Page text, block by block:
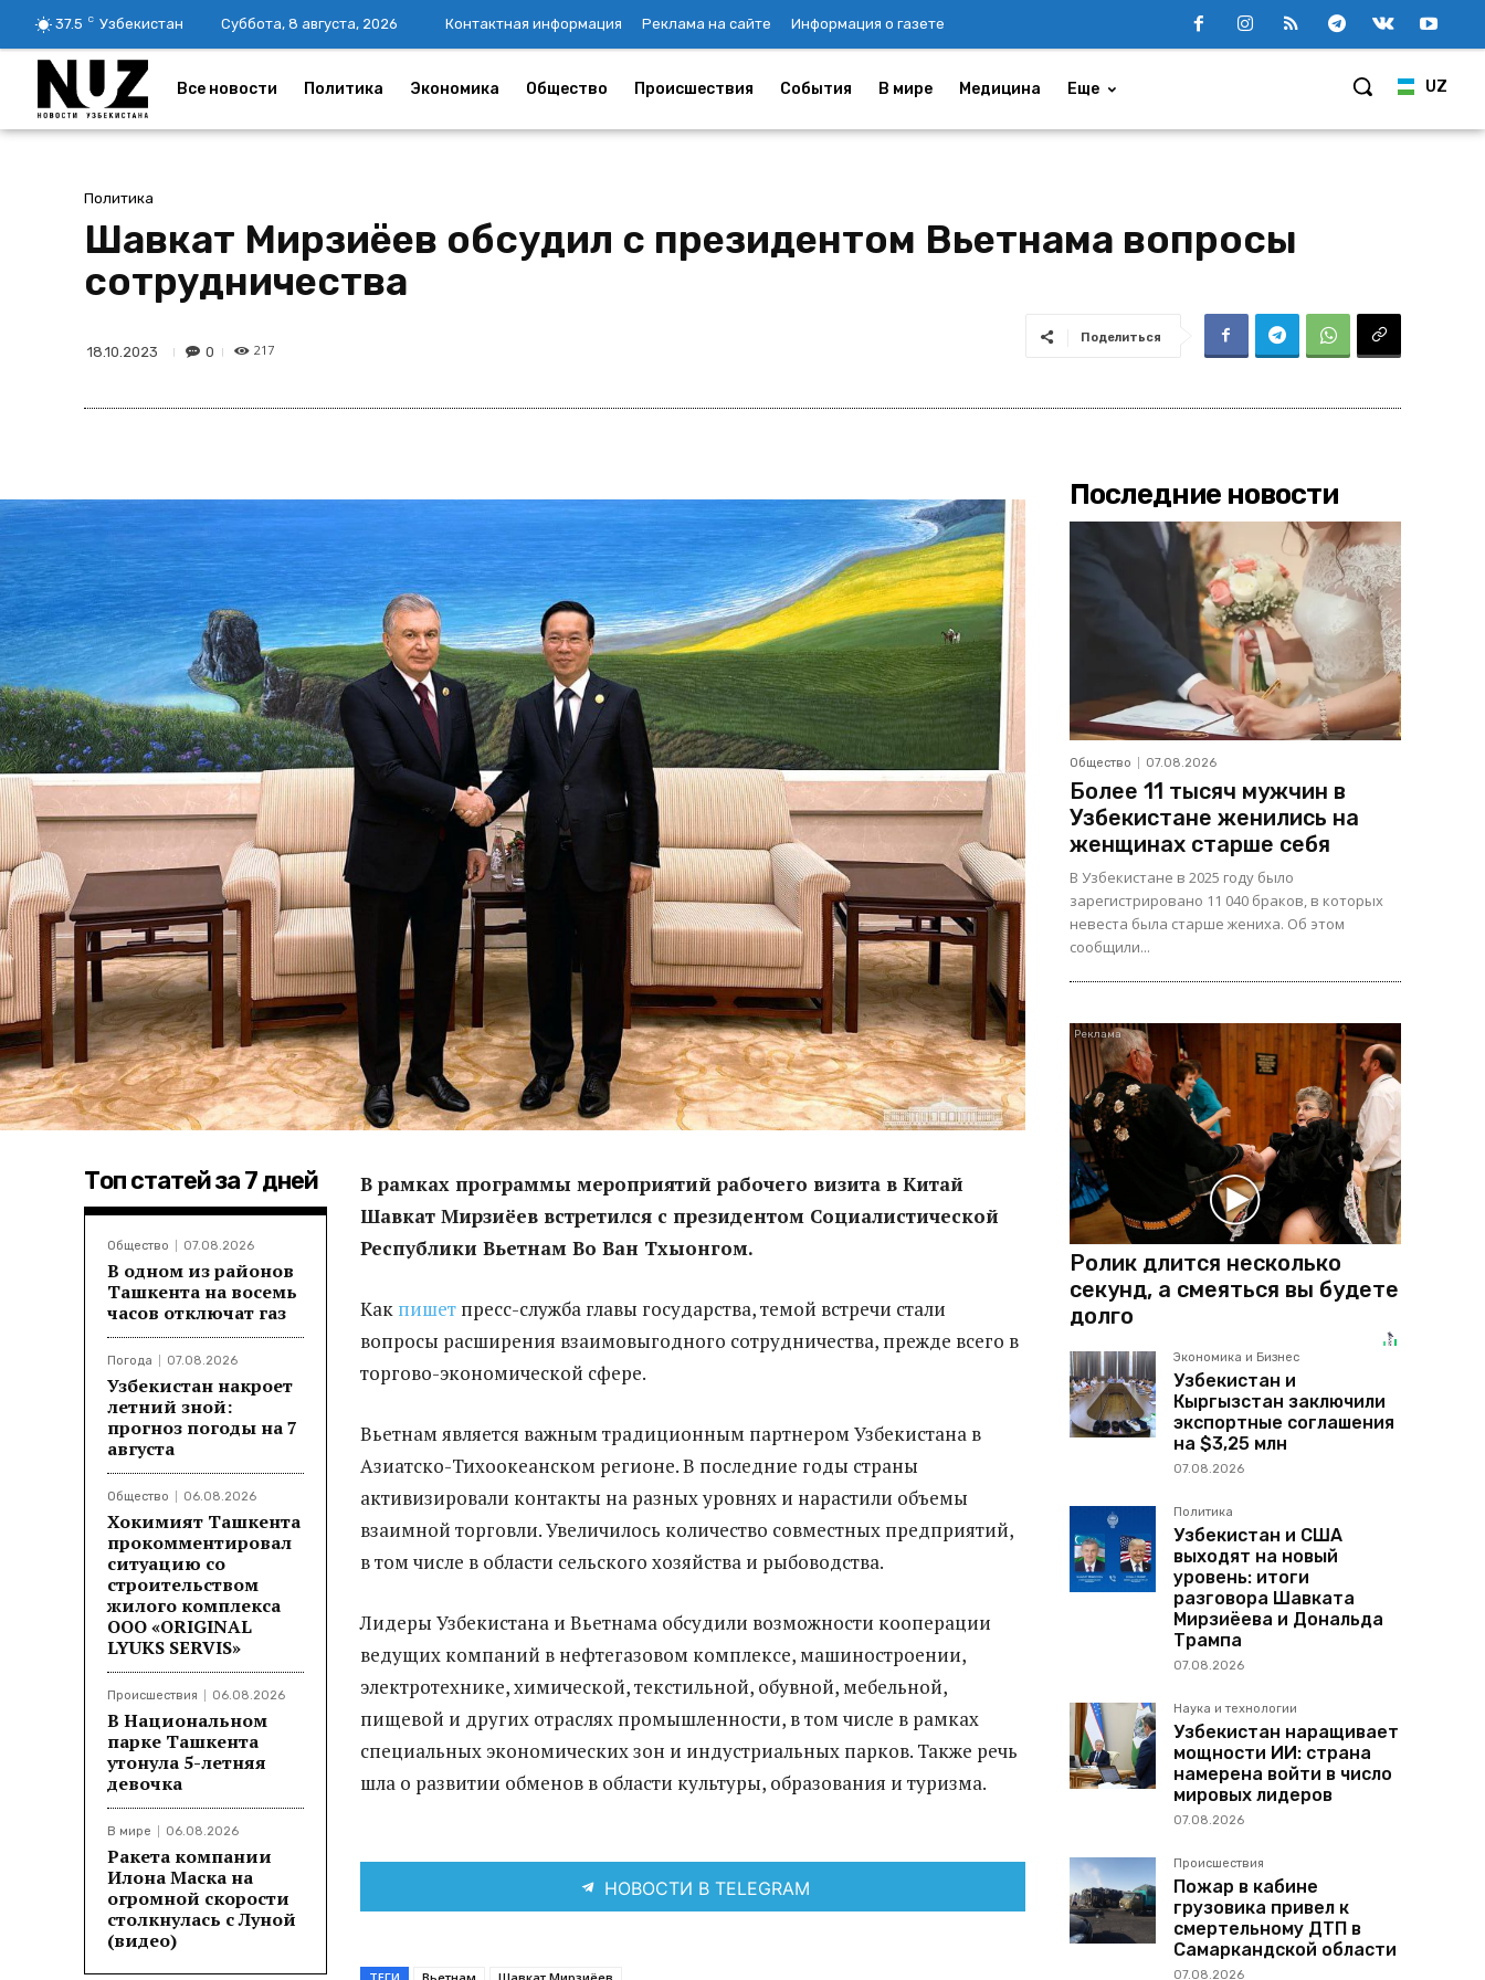
37.5 C Узбекистан Суббота, 8 августа, 2026 Контактная информация Реклама на сайте Информация о газете
UZ
Все новости Политика Экономика Общество Происшествия События В мире Медицина Еще
Политика
Шавкат Мирзиёев обсудил с президентом Вьетнама вопросы
сотрудничества
18.10.2023 0 217
Поделиться
Топ статей за 7 дней
Общество 07.08.2026
В одном из районов
Ташкента на восемь
часов отключат газ
Погода 07.08.2026
Узбекистан накроет
летний зной:
прогноз погоды на 7
августа
Общество 06.08.2026
Хокимият Ташкента
прокомментировал
ситуацию со
строительством
жилого комплекса
ООО «ORIGINAL
LYUKS SERVIS»
Происшествия 06.08.2026
В Национальном
парке Ташкента
утонула 5-летняя
девочка
В мире 06.08.2026
Ракета компании
Илона Маска на
огромной скорости
столкнулась с Луной
(видео)
В рамках программы мероприятий рабочего визита в Китай
Шавкат Мирзиёев встретился с президентом Социалистической
Республики Вьетнам Во Ван Тхыонгом.
Как пишет пресс-служба главы государства, темой встречи стали
вопросы расширения взаимовыгодного сотрудничества, прежде всего в
торгово-экономической сфере.
Вьетнам является важным традиционным партнером Узбекистана в
Азиатско-Тихоокеанском регионе. В последние годы страны
активизировали контакты на разных уровнях и нарастили объемы
взаимной торговли. Увеличилось количество совместных предприятий,
в том числе в области сельского хозяйства и рыбоводства.
Лидеры Узбекистана и Вьетнама обсудили возможности кооперации
ведущих компаний в нефтегазовом комплексе, машиностроении,
электротехнике, химической, текстильной, обувной, мебельной,
пищевой и других отраслях промышленности, в том числе в рамках
специальных экономических зон и индустриальных парков. Также речь
шла о развитии обменов в области культуры, образования и туризма.
НОВОСТИ В TELEGRAM
Последние новости
Общество 07.08.2026
Более 11 тысяч мужчин в
Узбекистане женились на
женщинах старше себя
В Узбекистане в 2025 году было
зарегистрировано 11 040 браков, в которых
невеста была старше жениха. Об этом
сообщили...
Ролик длится несколько
секунд, а смеяться вы будете
долго
Экономика и Бизнес
Узбекистан и
Кыргызстан заключили
экспортные соглашения
на $3,25 млн
07.08.2026
Политика
Узбекистан и США
выходят на новый
уровень: итоги
разговора Шавката
Мирзиёева и Дональда
Трампа
07.08.2026
Наука и технологии
Узбекистан наращивает
мощности ИИ: страна
намерена войти в число
мировых лидеров
07.08.2026
Происшествия
Пожар в кабине
грузовика привел к
смертельному ДТП в
Самаркандской области
07.08.2026